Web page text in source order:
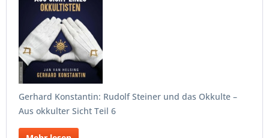
Gerhard Konstantin: Rudolf Steiner und das Okkulte –
Aus okkulter Sicht Teil 6